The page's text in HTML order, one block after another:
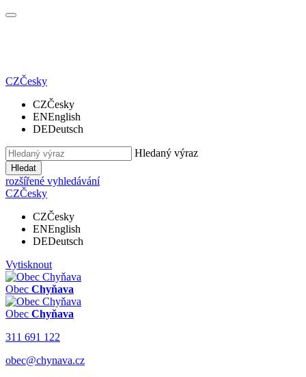
CZČesky
CZČesky
ENEnglish
DEDeutsch
Hledaný výraz
Hledat
rozšířené vyhledávání
CZČesky
CZČesky
ENEnglish
DEDeutsch
Vytisknout
Obec Chyňava
Obec Chyňava
311 691 122
obec@chynava.cz